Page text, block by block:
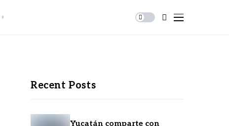
Recent Posts
Yucatán comparte con